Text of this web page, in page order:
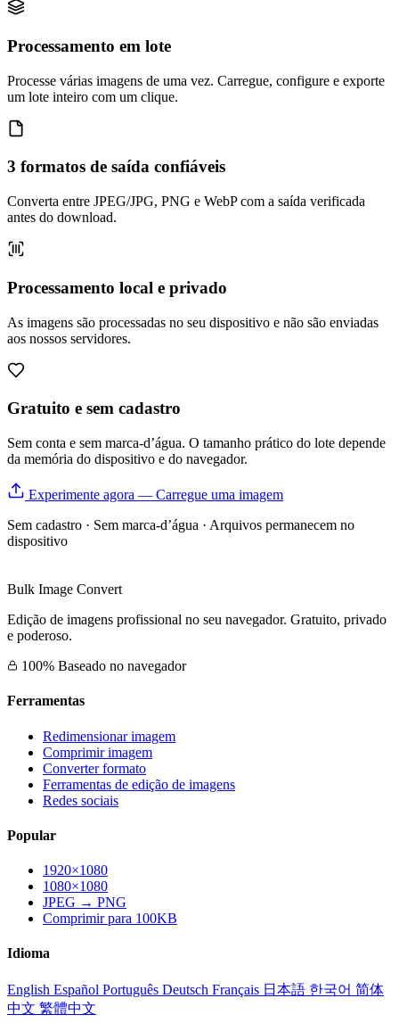
Processamento em lote
Processe várias imagens de uma vez. Carregue, configure e exporte
um lote inteiro com um clique.
3 formatos de saída confiáveis
Converta entre JPEG/JPG, PNG e WebP com a saída verificada
antes do download.
Processamento local e privado
As imagens são processadas no seu dispositivo e não são enviadas
aos nossos servidores.
Gratuito e sem cadastro
Sem conta e sem marca-d’água. O tamanho prático do lote depende
da memória do dispositivo e do navegador.
Experimente agora — Carregue uma imagem
Sem cadastro · Sem marca-d’água · Arquivos permanecem no
dispositivo
Bulk Image Convert
Edição de imagens profissional no seu navegador. Gratuito, privado
e poderoso.
100% Baseado no navegador
Ferramentas
Redimensionar imagem
Comprimir imagem
Converter formato
Ferramentas de edição de imagens
Redes sociais
Popular
1920×1080
1080×1080
JPEG → PNG
Comprimir para 100KB
Idioma
English Español Português Deutsch Français 日本語 한국어 简体
中文 繁體中文